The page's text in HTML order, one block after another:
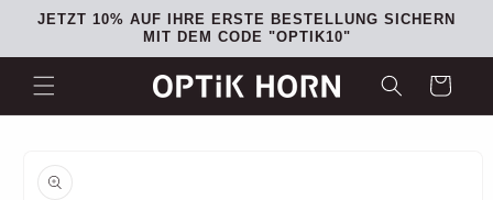
zum
JETZT 10% AUF IHRE ERSTE BESTELLUNG SICHERN
MIT DEM CODE "OPTIK10"
Warenkorb